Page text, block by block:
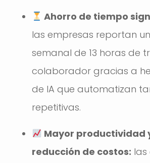
Ahorro de tiempo
las empresas reportan
semanal de 13 horas de
colaborador gracias a
de IA que automatizan
repetitivas.
Mayor productividad
reducción de costos: las